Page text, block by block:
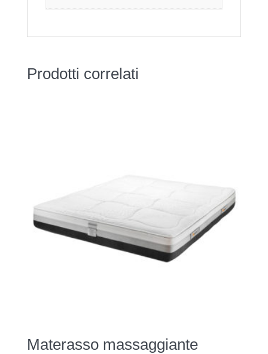
Prodotti correlati
Materasso massaggiante